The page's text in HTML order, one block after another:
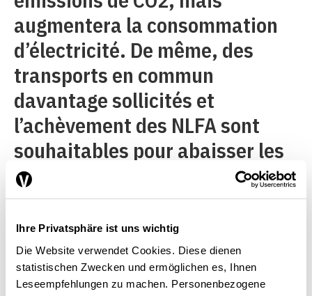
Ihre Privatsphäre ist uns wichtig
Die Website verwendet Cookies. Diese dienen
statistischen Zwecken und ermöglichen es, Ihnen
Leseempfehlungen zu machen. Personenbezogene
augmentera la consommation
d’électricité. De même, des
transports en commun
davantage sollicités et
l’achèvement des NLFA sont
souhaitables pour abaisser les
émissions de CO2, mais cela
augmente la consommation.
L’électricité jouera donc un rôle
de plus en plus important dans
le bilan énergétique suisse et